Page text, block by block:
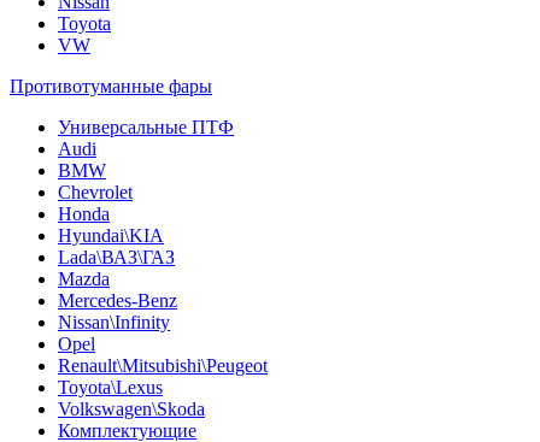
Toyota
VW
Противотуманные фары
Универсальные ПТФ
Audi
BMW
Chevrolet
Honda
Hyundai\KIA
Lada\ВАЗ\ГАЗ
Mazda
Mercedes-Benz
Nissan\Infinity
Opel
Renault\Mitsubishi\Peugeot
Toyota\Lexus
Volkswagen\Skoda
Комплектующие